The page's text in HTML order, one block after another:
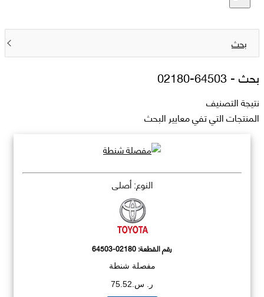
بحث
بحث -64503-02180
نتيجة التصنيف
المنتجات التي تفي معايير البحث
النوع: أصلي
رقم القطعة:64503-02180
مفصلة شنطة
ر. س.75.52